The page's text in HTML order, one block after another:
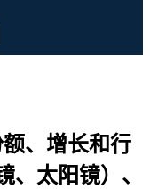
、增长和行
、太阳镜）、